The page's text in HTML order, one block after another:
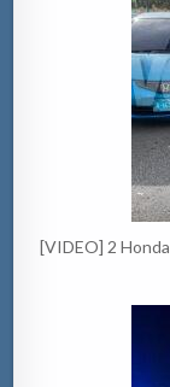
[VIDEO] 2